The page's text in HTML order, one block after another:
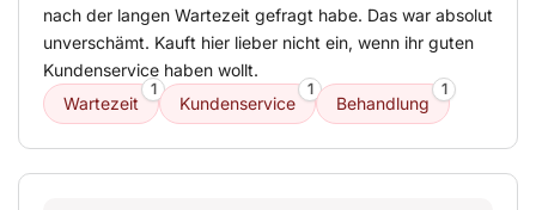
nach der langen Wartezeit gefragt habe. Das war absolut
unverschämt. Kauft hier lieber nicht ein, wenn ihr guten
Kundenservice haben wollt.
Wartezeit
1
Kundenservice
1
Behandlung
1